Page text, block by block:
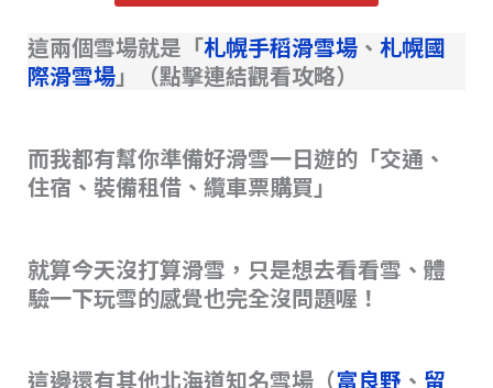
這兩個雪場就是「札幌手稻滑雪場、 札幌國
際滑雪場」（點擊連結觀看攻略）
而我都有幫你準備好滑雪一日遊的「交通、
住宿、裝備租借、纜車票購買」
就算今天沒打算滑雪，只是想去看看雪、體
驗一下玩雪的感覺也完全沒問題喔！
這邊還有其他北海道知名雪場（富良野 、 留